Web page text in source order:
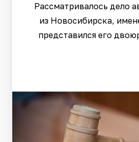
Рассматривалось дело
из Новосибирска,
представился его